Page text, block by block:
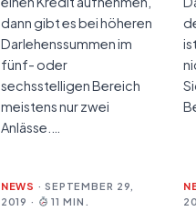
dann gibt es bei höheren
Darlehenssummen im
fünf- oder
sechsstelligen Bereich
meistens nur zwei
Anlässe.…
NEWS · SEPTEMBER 29,
2019 ·
11 MIN.